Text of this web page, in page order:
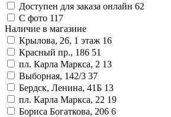
Доступен для заказа онлайн 62
С фото 117
Наличие в магазине
Крылова, 26, 1 этаж 16
Красный пр., 186 51
пл. Карла Маркса, 2 13
Выборная, 142/3 37
Бердск, Ленина, 41Б 13
пл. Карла Маркса, 22 19
Бориса Богаткова, 206 6